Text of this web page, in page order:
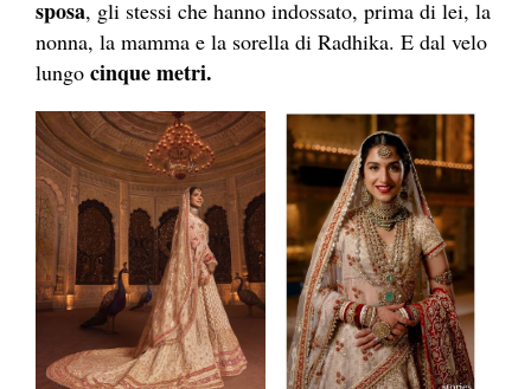
sposa, gli stessi che hanno indossato, prima di lei, la
nonna, la mamma e la sorella di Radhika. E dal velo
lungo cinque metri.